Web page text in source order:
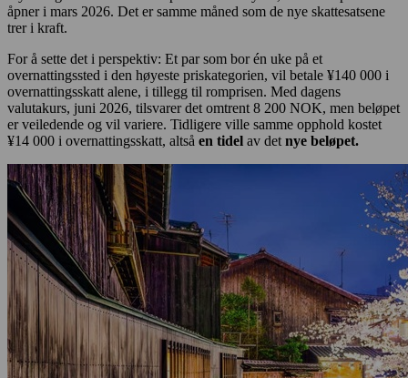
åpner i mars 2026. Det er samme måned som de nye skattesatsene
trer i kraft.
For å sette det i perspektiv: Et par som bor én uke på et
overnattingssted i den høyeste priskategorien, vil betale ¥140 000 i
overnattingsskatt alene, i tillegg til romprisen. Med dagens
valutakurs, juni 2026, tilsvarer det omtrent 8 200 NOK, men beløpet
er veiledende og vil variere. Tidligere ville samme opphold kostet
¥14 000 i overnattingsskatt, altså en tidel av det nye beløpet.